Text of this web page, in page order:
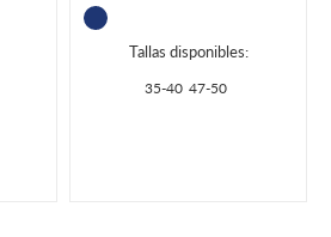
Tallas disponibles:
35-40 47-50